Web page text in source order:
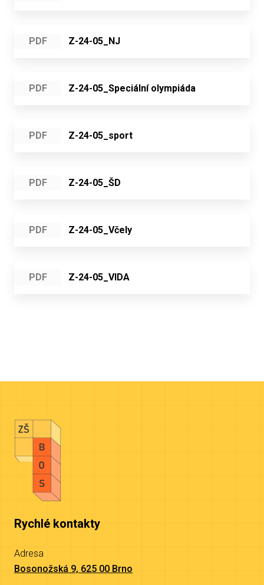
PDF Z-24-05_NJ
PDF Z-24-05_Speciální olympiáda
PDF Z-24-05_sport
PDF Z-24-05_ŠD
PDF Z-24-05_Včely
PDF Z-24-05_VIDA
Rychlé kontakty
Adresa
Bosonožská 9, 625 00 Brno